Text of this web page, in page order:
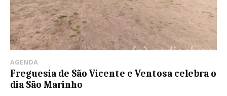
AGENDA
Freguesia de São Vicente e Ventosa celebra o
dia São Marinho